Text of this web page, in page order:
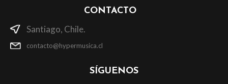
CONTACTO
Santiago, Chile.
contacto@hypermusica.cl
SÍGUENOS